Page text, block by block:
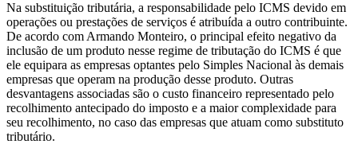
Na substituição tributária, a responsabilidade pelo ICMS devido em
operações ou prestações de serviços é atribuída a outro contribuinte.
De acordo com Armando Monteiro, o principal efeito negativo da
inclusão de um produto nesse regime de tributação do ICMS é que
ele equipara as empresas optantes pelo Simples Nacional às demais
empresas que operam na produção desse produto. Outras
desvantagens associadas são o custo financeiro representado pelo
recolhimento antecipado do imposto e a maior complexidade para
seu recolhimento, no caso das empresas que atuam como substituto
tributário.